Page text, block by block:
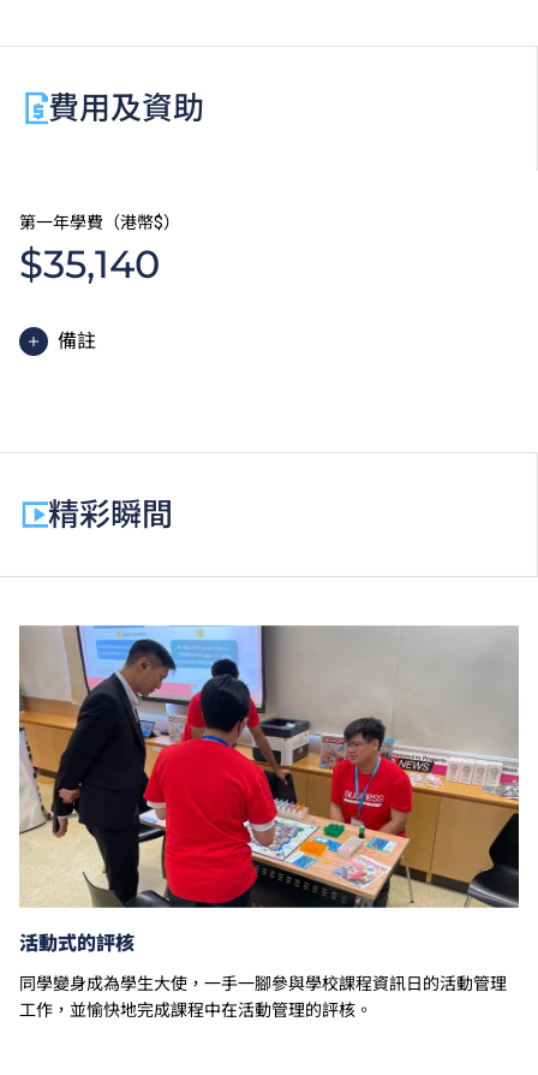
費用及資助
第一年學費（港幣$）
$35,140
備註
除學費外，學生須繳交其他費用如保證金及學生會年
費。
學費水平會每年檢討。課程第二年學費水平會因應通脹
及有關因素作調整。
以上資料只適用於本地學生
精彩瞬間
活動式的評核
同學變身成為學生大使，一手一腳參與學校課程資訊日的活動管理
工作，並愉快地完成課程中在活動管理的評核。